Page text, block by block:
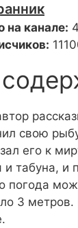
на канале:
свою
его к
и табуна,
погода
3